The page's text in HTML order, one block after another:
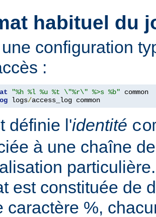
habituel du
configuration
:
"%h %l %u %t \"%r\" %>s %b"
logs/access_log common
définie l'identité
à une chaîne
est constituée de
caractère %,